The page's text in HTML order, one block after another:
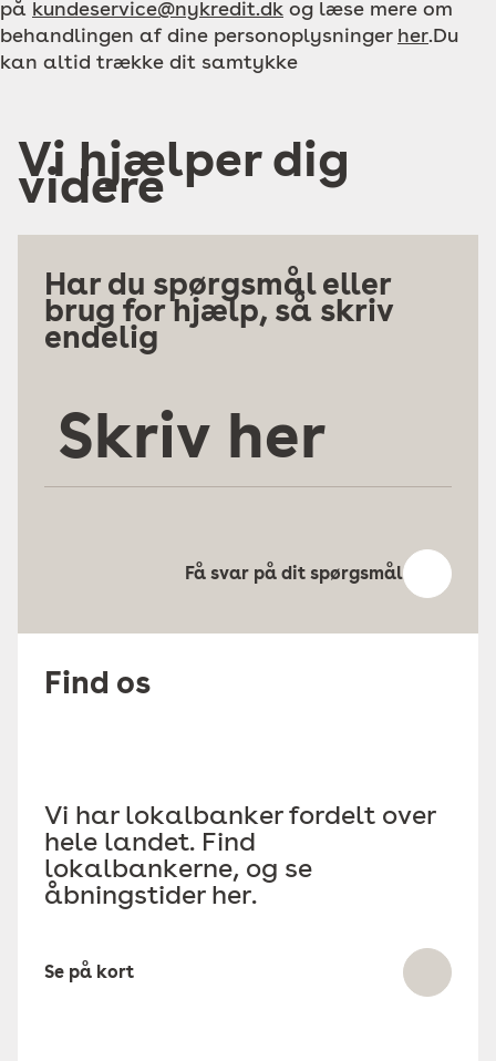
på kundeservice@nykredit.dk og læse mere om
behandlingen af dine personoplysninger her.Du
kan altid trække dit samtykke
Vi hjælper dig
videre
Har du spørgsmål eller
brug for hjælp, så skriv
endelig
her
Få svar på dit spørgsmål
Find os
Vi har lokalbanker fordelt over
hele landet. Find
lokalbankerne, og se
åbningstider her.
Se på kort